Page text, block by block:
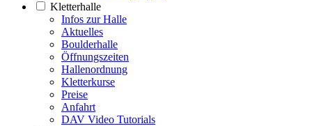
Kletterhalle
Infos zur Halle
Aktuelles
Boulderhalle
Öffnungszeiten
Hallenordnung
Kletterkurse
Preise
Anfahrt
DAV Video Tutorials